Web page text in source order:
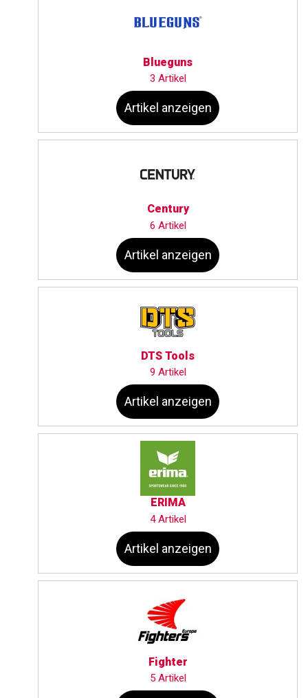
Blueguns
3 Artikel
Artikel anzeigen
Century
6 Artikel
Artikel anzeigen
DTS Tools
9 Artikel
Artikel anzeigen
ERIMA
4 Artikel
Artikel anzeigen
Fighter
5 Artikel